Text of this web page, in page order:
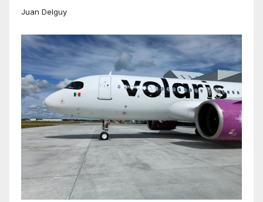
Juan Delguy